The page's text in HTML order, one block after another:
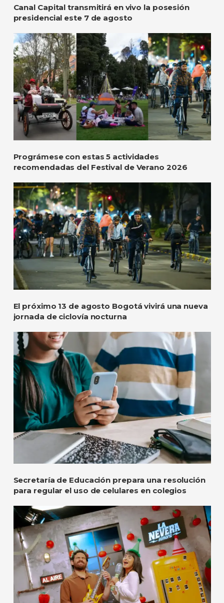
Canal Capital transmitirá en vivo la posesión
presidencial este 7 de agosto
Prográmese con estas 5 actividades
recomendadas del Festival de Verano 2026
El próximo 13 de agosto Bogotá vivirá una nueva
jornada de ciclovía nocturna
Secretaría de Educación prepara una resolución
para regular el uso de celulares en colegios